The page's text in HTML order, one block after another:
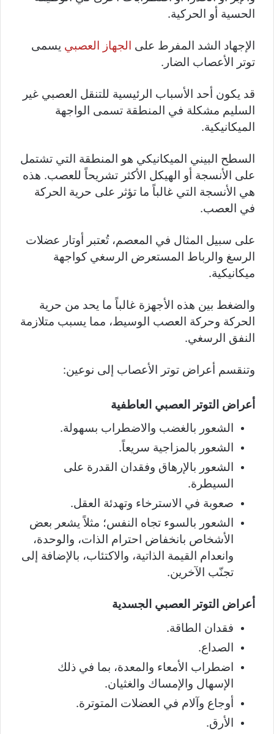
الحسية أو الحركية.
الإجهاد الشد المفرط على الجهاز العصبي يسمى
توتر الأعصاب الضار.
قد يكون أحد الأسباب الرئيسية للتنقل العصبي غير
السليم مشكلة في المنطقة تسمى الواجهة
الميكانيكية.
السطح البيني الميكانيكي هو المنطقة التي تشتمل
على الأنسجة أو الهيكل الأكثر تشريحاً للعصب. هذه
هي الأنسجة التي غالباً ما تؤثر على حرية الحركة
في العصب.
على سبيل المثال في المعصم، تُعتبر أوتار عضلات
الرسغ والرباط المستعرض الرسغي كواجهة
ميكانيكية.
والضغط بين هذه الأجهزة غالباً ما يحد من حرية
الحركة وحركة العصب الوسيط، مما يسبب متلازمة
النفق الرسغي.
وتنقسم أعراض توتر الأعصاب إلى نوعين:
أعراض التوتر العصبي العاطفية
الشعور بالغضب والاضطراب بسهولة.
الشعور بالمزاجية سريعاً.
الشعور بالإرهاق وفقدان القدرة على
السيطرة.
صعوبة في الاسترخاء وتهدئة العقل.
الشعور بالسوء تجاه النفس؛ مثلاً يشعر بعض
الأشخاص بانخفاض احترام الذات، والوحدة،
وانعدام القيمة الذاتية، والاكتئاب، بالإضافة إلى
تجنّب الآخرين.
أعراض التوتر العصبي الجسدية
فقدان الطاقة.
الصداع.
اضطراب الأمعاء والمعدة، بما في ذلك
الإسهال والإمساك والغثيان.
أوجاع وآلام في العضلات المتوترة.
الأرق.